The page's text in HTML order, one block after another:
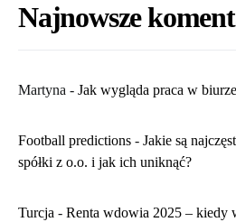
Najnowsze
Martyna - ​Jak wygląda praca w
Football predictions - Jakie są
spółki z o.o. i jak ich uniknąć?
Turcja - Renta wdowia 2025 – kiedy